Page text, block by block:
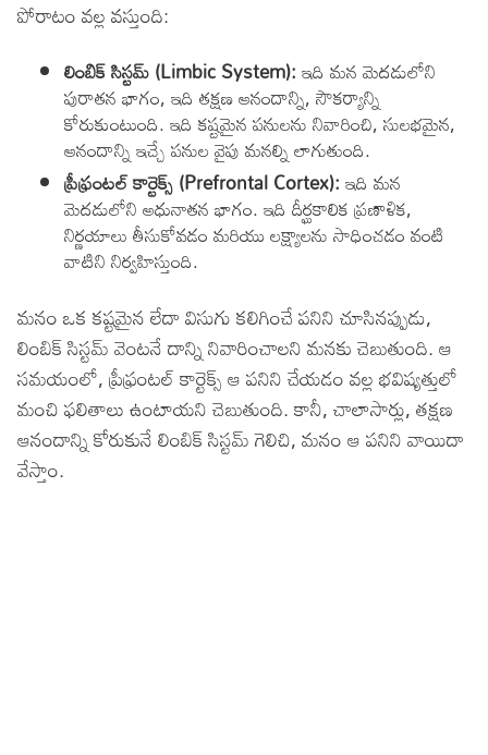
పోరాటం వల్ల వస్తుంది:
లింబిక్ సిస్టమ్ (Limbic System):ఇది మన మెదడులోని
పురాతన భాగం, ఇది తక్షణ ఆనందాన్ని, సౌకర్యాన్ని
కోరుకుంటుంది. ఇది కష్టమైన పనులను నివారించి, సులభమైన,
ఆనందాన్ని ఇచ్చే పనుల వైపు మనల్ని లాగుతుంది.
ప్రీఫ్రంటల్ కార్టెక్స్ (Prefrontal Cortex):ఇది మన
మెదడులోని అధునాతన భాగం. ఇది దీర్ఘకాలిక ప్రణాళిక,
నిర్ణయాలు తీసుకోవడం మరియు లక్ష్యాలను సాధించడం వంటి
వాటిని నిర్వహిస్తుంది.
మనం ఒక కష్టమైన లేదా విసుగు కలిగించే పనిని చూసినప్పుడు,
లింబిక్ సిస్టమ్ వెంటనే దాన్ని నివారించాలని మనకు చెబుతుంది. ఆ
సమయంలో, ప్రీఫ్రంటల్ కార్టెక్స్ ఆ పనిని చేయడం వల్ల భవిష్యత్తులో
మంచి ఫలితాలు ఉంటాయని చెబుతుంది. కానీ, చాలాసార్లు, తక్షణ
ఆనందాన్ని కోరుకునే లింబిక్ సిస్టమ్ గెలిచి, మనం ఆ పనిని వాయిదా
వేస్తాం.